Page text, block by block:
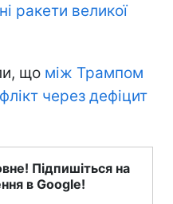
ракети великої
що між Трампом
через дефіцит
Підпишіться на
в Google!